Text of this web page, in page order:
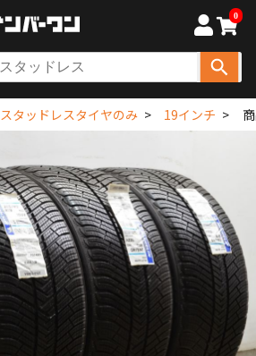
0
スタッドレスタイヤのみ 19インチ